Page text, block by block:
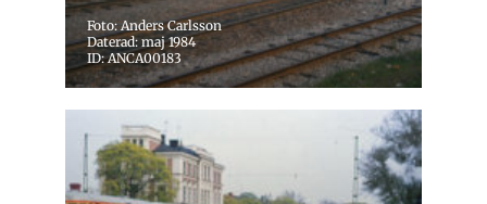
Foto: Anders Carlsson
Daterad: maj 1984
ID: ANCA00183